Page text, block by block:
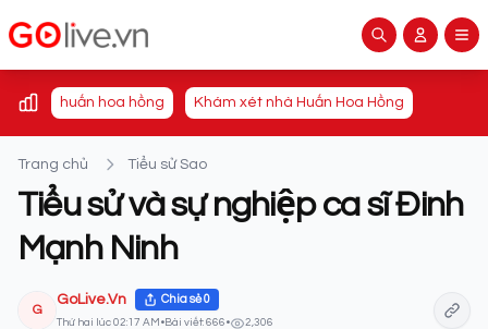
huấn hoa hồng Khám xét nhà Huấn Hoa Hồng
Trang chủ Tiểu sử Sao
Tiểu sử và sự nghiệp ca sĩ Đinh
Mạnh Ninh
G
GoLive.Vn Chia sẻ0
Thứ hai lúc 02:17 AM • Bài viết: 666 • 2,306